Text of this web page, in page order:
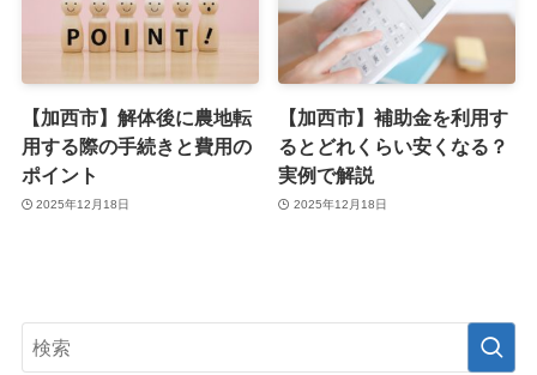
【加西市】解体後に農地転
用する際の手続きと費用の
ポイント
2025年12月18日
【加西市】補助金を利用す
るとどれくらい安くなる？
実例で解説
2025年12月18日